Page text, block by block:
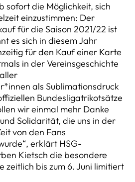
sofort die Möglichkeit, sich
einzustimmen: Der
für die Saison 2021/22 ist
es sich in diesem Jahr
für den Kauf einer Karte
in der Vereinsgeschichte
als Sublimationsdruck
Bundesligatrikotsätze
wir einmal mehr Danke
Solidarität, die uns in der
von den Fans
erklärt HSG-
Kietsch die besondere
zeitlich bis zum 6. Juni limitiert